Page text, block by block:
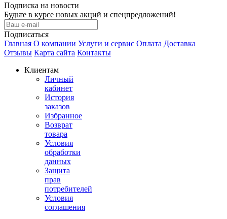
Подписка на новости
Будьте в курсе новых акций и спецпредложений!
Подписаться
Главная О компании Услуги и сервис Оплата Доставка
Отзывы Карта сайта Контакты
Клиентам
Личный
кабинет
История
заказов
Избранное
Возврат
товара
Условия
обработки
данных
Защита
прав
потребителей
Условия
соглашения